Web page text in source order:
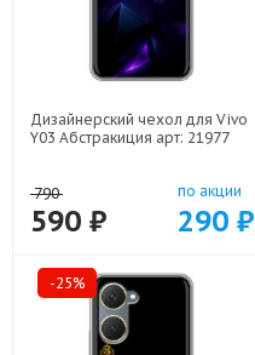
Дизайнерский чехол для Vivo
Y03 Абстракиция арт: 21977
790
590 ₽
по акции
290 ₽
-25%